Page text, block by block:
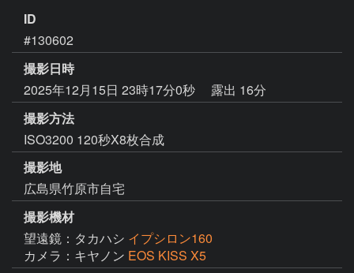
ID
#130602
撮影日時
2025年12月15日 23時17分0秒
露出 16分
撮影方法
ISO3200 120秒X8枚合成
撮影地
広島県竹原市自宅
撮影機材
望遠鏡：タカハシ イプシロン160
カメラ：キヤノン EOS KISS X5